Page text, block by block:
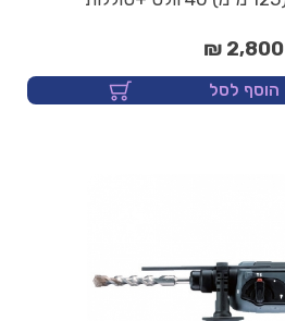
2,800 ₪
הוסף לסל